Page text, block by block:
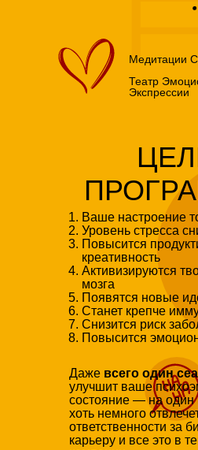
Медитации
Театр
Экспрессии
Даже всего один
улучшит ваше
состояние — на один
хоть немного
ответственности за
карьеру и все это в
Ваше настроение
Уровень стресса
Повысится
креативность
Активизируются
мозга
Появятся новые
Станет крепче
Снизится риск
Повысится